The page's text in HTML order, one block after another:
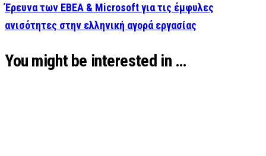
Έρευνα των ΕΒΕΑ & Microsoft για τις έμφυλες
ανισότητες στην ελληνική αγορά εργασίας
You might be interested in …